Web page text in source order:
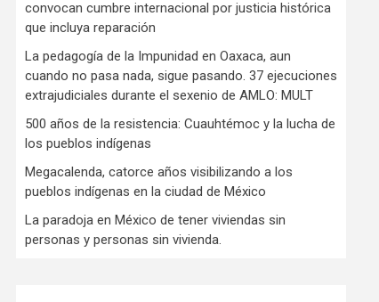
convocan cumbre internacional por justicia histórica
que incluya reparación
La pedagogía de la Impunidad en Oaxaca, aun
cuando no pasa nada, sigue pasando. 37 ejecuciones
extrajudiciales durante el sexenio de AMLO: MULT
500 años de la resistencia: Cuauhtémoc y la lucha de
los pueblos indígenas
Megacalenda, catorce años visibilizando a los
pueblos indígenas en la ciudad de México
La paradoja en México de tener viviendas sin
personas y personas sin vivienda.